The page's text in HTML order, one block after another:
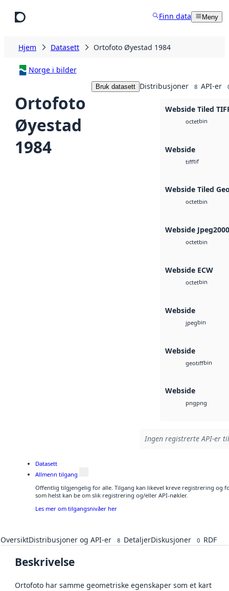
Finn data Meny
Hjem Datasett Ortofoto Øyestad 1984
Norge i bilder
Ortofoto
Øyestad
1984
Bruk datasett Distribusjoner 8 API-er
Webside Tiled
octetbin
Webside
tifftif
Webside Tiled
octetbin
Webside Jpeg2000
octetbin
Webside ECW
octetbin
Webside
jpegbin
Webside
geotiffbin
Webside
pngpng
Ingen registrerte API-er
Datasett
Allmenn tilgang
Offentlig tilgjengelig for alle. Tilgang kan likevel kreve registrering og
som helst kan be om slik registrering og/eller API-nøkler.
Les mer om tilgangsnivåer her
OversiktDistribusjoner og API-er 8 DetaljerDiskusjoner 0 RDF
Beskrivelse
Ortofoto har samme geometriske egenskaper som et kart